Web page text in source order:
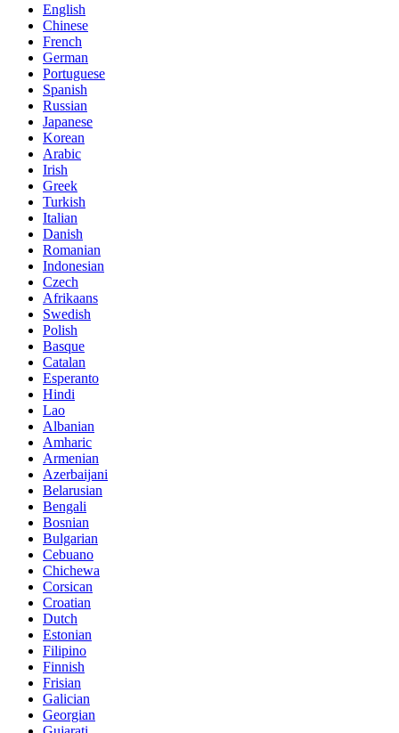
English
Chinese
French
German
Portuguese
Spanish
Russian
Japanese
Korean
Arabic
Irish
Greek
Turkish
Italian
Danish
Romanian
Indonesian
Czech
Afrikaans
Swedish
Polish
Basque
Catalan
Esperanto
Hindi
Lao
Albanian
Amharic
Armenian
Azerbaijani
Belarusian
Bengali
Bosnian
Bulgarian
Cebuano
Chichewa
Corsican
Croatian
Dutch
Estonian
Filipino
Finnish
Frisian
Galician
Georgian